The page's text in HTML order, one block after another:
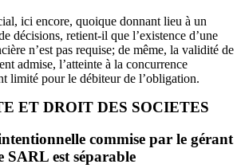
ici encore, quoique donnant lieu à un
décisions, retient-il que l’existence d’une
n’est pas requise; de même, la validité de
admise, l’atteinte à la concurrence
limité pour le débiteur de l’obligation.
ET DROIT DES SOCIETES
commise par le gérant
SARL est séparable